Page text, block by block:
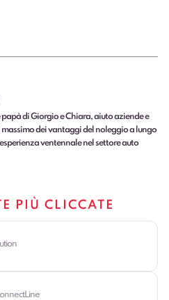
di Giorgio e Chiara, aiuto aziende e
dei vantaggi del noleggio a lungo
ventennale nel settore auto
PIÙ CLICCATE